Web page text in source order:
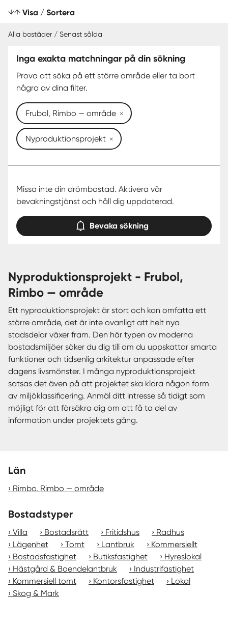
Visa / Sortera
SENAST SÅLDA
Alla bostäder / Senast sålda
Inga exakta matchningar på din sökning
Prova att söka på ett större område eller ta bort
några av dina filter.
Frubol, Rimbo — område
Nyproduktionsprojekt
Missa inte din drömbostad. Aktivera vår
bevakningstjänst och håll dig uppdaterad.
Bevaka sökning
nyproduktionsprojekt - Frubol,
Rimbo — område
Ett nyproduktionsprojekt är stort och kan omfatta ett
större område, det är inte ovanligt att helt nya
stadsdelar växer fram. Den här typen av moderna
bostadsmiljöer söker du dig till om du uppskattar smarta
funktioner och tidsenlig arkitektur anpassade efter
dagens livsmönster. I många nyproduktionsprojekt
satsas det även på att projektet ska klara någon form
av miljöklassificering. Anmäl ditt intresse så tidigt som
möjligt för att försäkra dig om att få ta del av
information under projektets gång.
Län
Rimbo, Rimbo — område
Bostadstyper
Villa Bostadsrätt Fritidshus
Radhus
Lägenhet
Tomt Lantbruk
Kommersiellt
Bostadsfastighet
Butiksfastighet
Hyreslokal
Hästgård & Boendelantbruk
Industrifastighet
Kommersiell tomt
Kontorsfastighet
Lokal
Skog & Mark